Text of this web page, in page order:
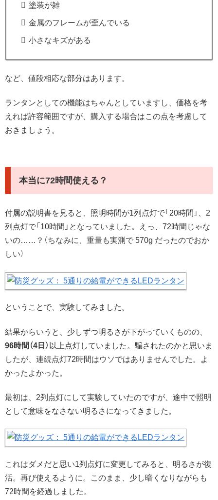
塗装が雑
金属のフレームが歪んでいる
小さなキズがある
など、値段相応な部分はあります。
ランタンとしての機能はちゃんとしていますし、価格を考
えれば許容範囲ですが、購入する場合はこの点を考慮して
おきましょう。
本当に72時間使える？
付属の説明書を見ると、照明時間が1列点灯で「20時間」、2
列点灯で「10時間」となっていました。えっ、72時間じゃな
いの……？（ちなみに、重量も実測で 570g だったのでおか
しい）
ということで、実験してみました。
結果からいうと、少しずつ明るさが下がっていくものの、
96時間（4日） 以上点灯していました。騙されたのかと思いま
したが、連続点灯72時間はウソではありませんでした。よ
かったよかった。
最初は、2列点灯にして実験していたのですが、途中で照明
として意味をなさない明るさになってきました。
これはダメだと思い1列点灯に変更してみると、明るさが復
活。再び使えるように。このまま、少し暗くなりながらも
72時間を経過しました。